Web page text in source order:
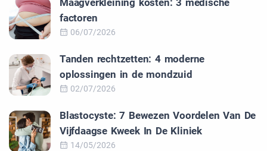
factoren
06/07/2026
Tanden rechtzetten: 4 moderne
oplossingen in de mondzuid
02/07/2026
Blastocyste: 7 Bewezen Voordelen Van De
Vijfdaagse Kweek In De Kliniek
14/05/2026